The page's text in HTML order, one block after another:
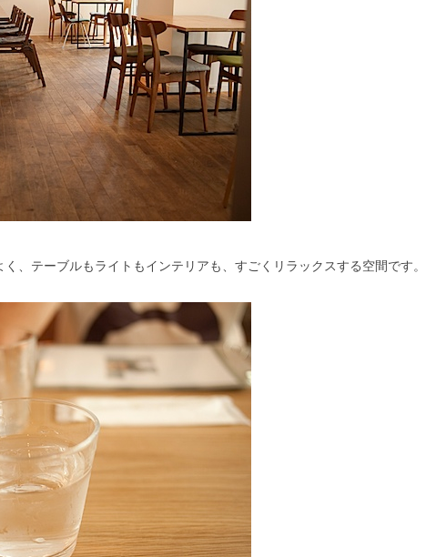
、テーブルもライトもインテリアも、すごくリラックスする空間です。